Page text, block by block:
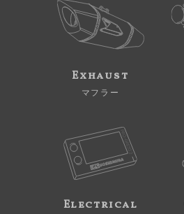
Exhaust
マフラー
Electrical